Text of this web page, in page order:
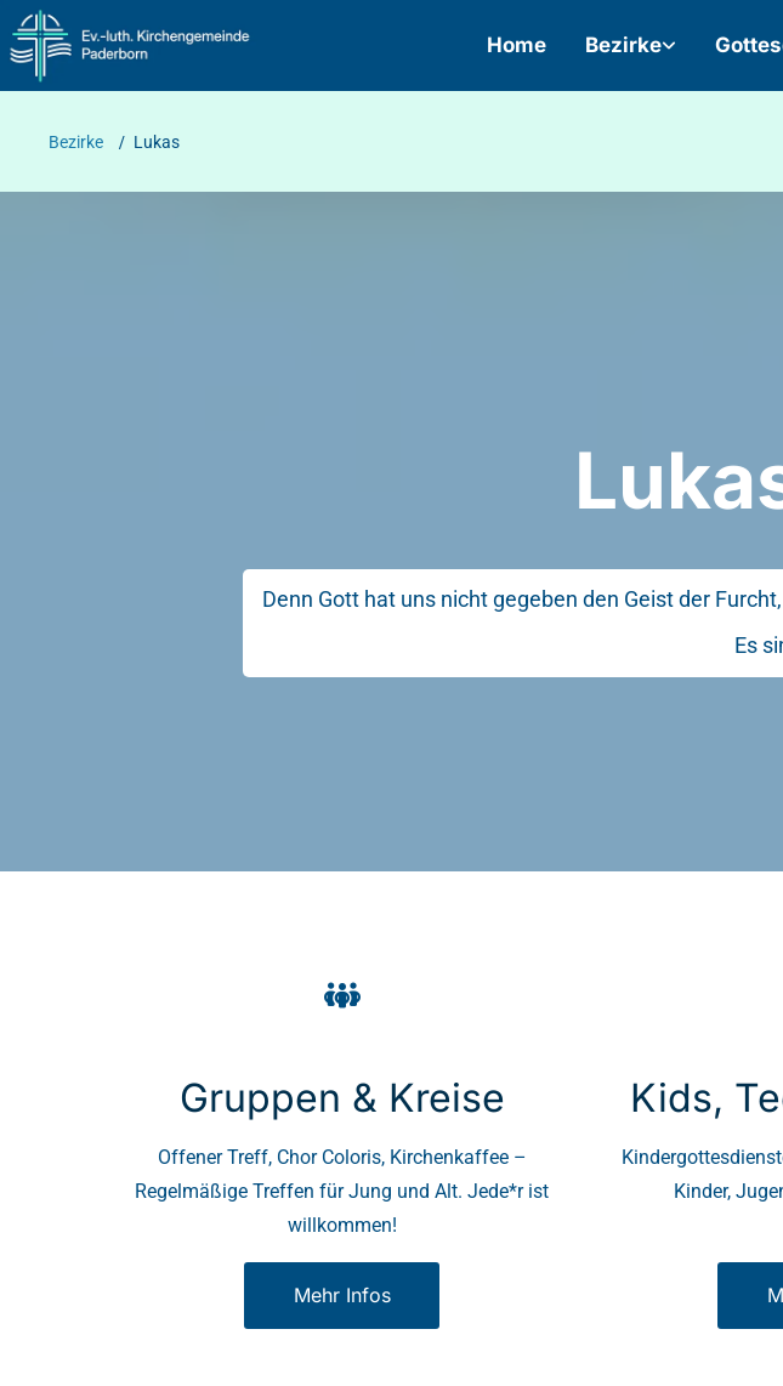
Home Bezirke
Bezirke / Lukas
Denn Gott hat uns nicht gegeben den Geist der
Es
Gruppen & Kreise
Offener Treff, Chor Coloris, Kirchenkaffee –
Regelmäßige Treffen für Jung und Alt. Jede*r ist
willkommen!
Mehr Infos
Kids,
Kinder,